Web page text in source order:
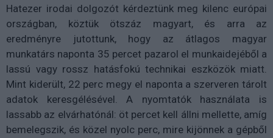
Hatezer irodai dolgozót kérdeztünk meg kilenc európai
országban, köztük ötszáz magyart, és arra az
eredményre jutottunk, hogy az átlagos magyar
munkatárs naponta 35 percet pazarol el munkaidejéből a
lassú vagy rossz hatásfokú technikai eszközök miatt.
Mint kiderült, 22 perc megy el naponta a szerveren tárolt
adatok keresgélésével. A nyomtatók használata is
lassabb az elvárhatónál: öt percet kell állni mellette, amíg
bemelegszik, és közel nyolc perc, mire kijönnek a gépből